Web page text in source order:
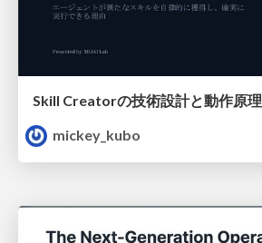
Skill Creatorの技術設計と動作原理
mickey_kubo